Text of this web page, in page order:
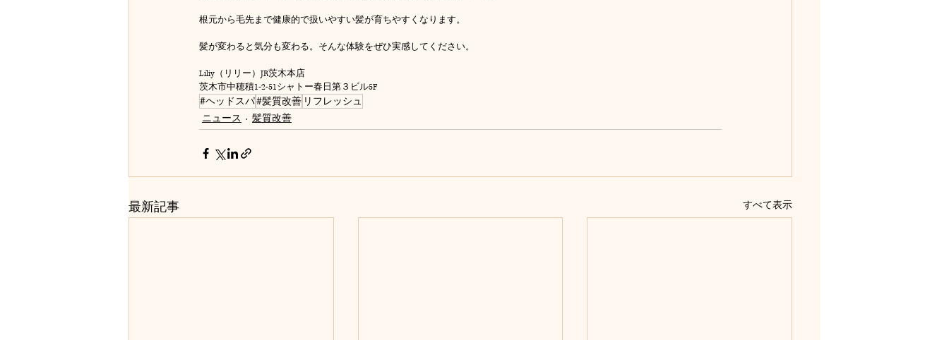
根元から毛先まで健康的で扱いやすい髪が育ちやすくなります。
髪が変わると気分も変わる。そんな体験をぜひ実感してください。
Liliy（リリー）JR茨木本店
茨木市中穂積1-2-51シャトー春日第３ビル5F
#ヘッドスパ#髪質改善 リフレッシュ
ニュース 髪質改善
最新記事 すべて表示